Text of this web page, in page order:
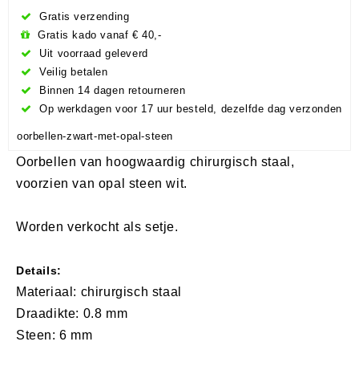
Gratis verzending
Gratis kado vanaf € 40,-
Uit voorraad geleverd
Veilig betalen
Binnen 14 dagen retourneren
Op werkdagen voor 17 uur besteld, dezelfde dag verzonden
oorbellen-zwart-met-opal-steen
Oorbellen van hoogwaardig chirurgisch staal,
voorzien van opal steen wit.
Worden verkocht als setje.
Details:
Materiaal: chirurgisch staal
Draadikte: 0.8 mm
Steen: 6 mm